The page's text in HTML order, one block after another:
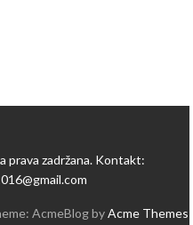
prava zadržana. Kontakt:
AcmeBlog byAcme Themes